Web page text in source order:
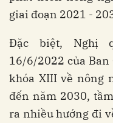
giai đoạn 2021 -
Đặc biệt, Nghị
16/6/2022 của
khóa XIII về nông
đến năm 2030,
ra nhiều hướng đi